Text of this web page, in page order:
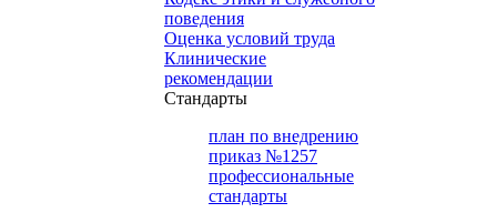
поведения
Оценка условий труда
Клинические
рекомендации
Cтандарты
план по внедрению
приказ №1257
профессиональные
стандарты